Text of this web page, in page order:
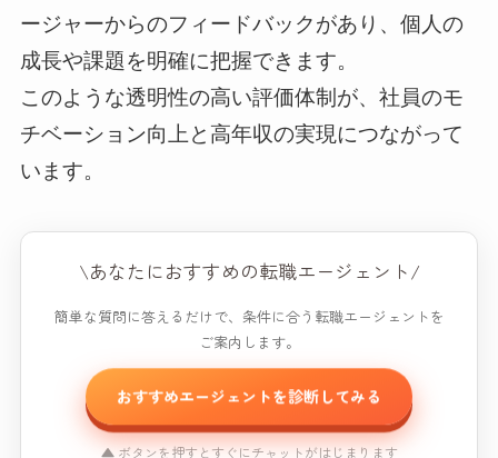
ージャーからのフィードバックがあり、個人の
成長や課題を明確に把握できます。
このような透明性の高い評価体制が、社員のモ
チベーション向上と高年収の実現につながって
います。
\あなたにおすすめの転職エージェント/
簡単な質問に答えるだけで、条件に合う転職エージェントを
ご案内します。
おすすめエージェントを診断してみる
▲ ボタンを押すとすぐにチャットがはじまります